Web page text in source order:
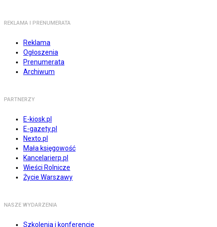
REKLAMA I PRENUMERATA
Reklama
Ogłoszenia
Prenumerata
Archiwum
PARTNERZY
E-kiosk.pl
E-gazety.pl
Nexto.pl
Mała księgowość
Kancelarierp.pl
Wieści Rolnicze
Życie Warszawy
NASZE WYDARZENIA
Szkolenia i konferencje